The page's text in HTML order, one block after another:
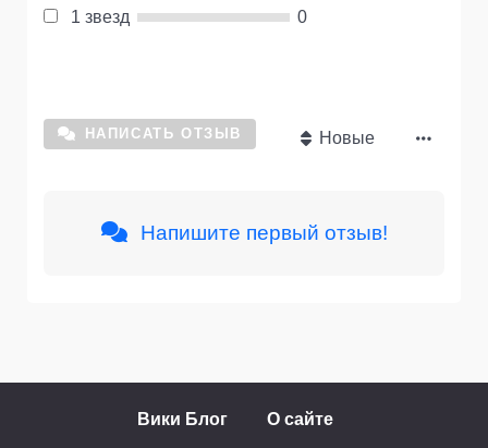
1 звезд 0
НАПИСАТЬ ОТЗЫВ Новые
Напишите первый отзыв!
Вики Блог О сайте